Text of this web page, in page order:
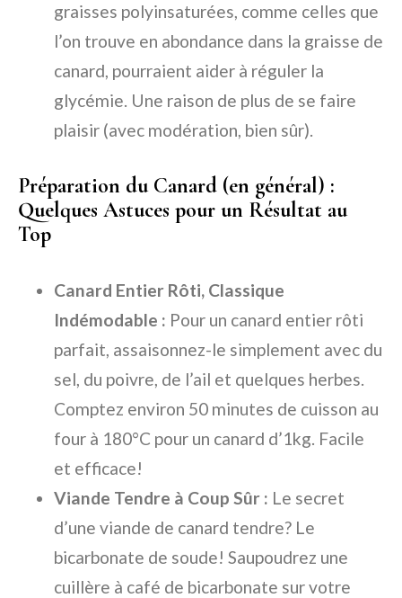
graisses polyinsaturées, comme celles que
l’on trouve en abondance dans la graisse de
canard, pourraient aider à réguler la
glycémie. Une raison de plus de se faire
plaisir (avec modération, bien sûr).
Préparation du Canard (en général) :
Quelques Astuces pour un Résultat au
Top
Canard Entier Rôti, Classique
Indémodable : Pour un canard entier rôti
parfait, assaisonnez-le simplement avec du
sel, du poivre, de l’ail et quelques herbes.
Comptez environ 50 minutes de cuisson au
four à 180°C pour un canard d’1kg. Facile
et efficace!
Viande Tendre à Coup Sûr : Le secret
d’une viande de canard tendre? Le
bicarbonate de soude! Saupoudrez une
cuillère à café de bicarbonate sur votre